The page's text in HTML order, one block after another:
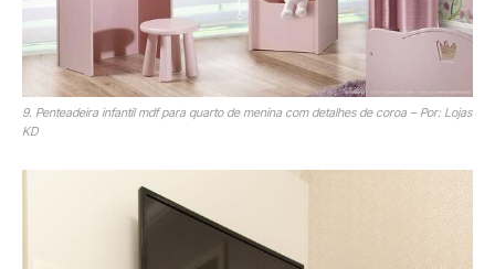
9. Penteadeira infantil mdf para quarto de menina com detalhes de coroa – Por: Lojas
KD